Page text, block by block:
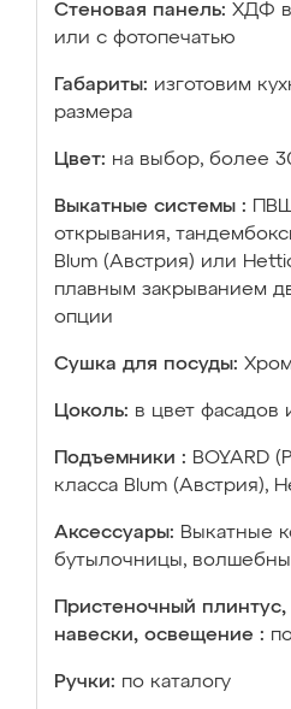
Стеновая панель: ХДФ в
или с фотопечатью
Габариты: изготовим
размера
Цвет: на выбор, более
Выкатные системы :
открывания,
Blum (Австрия) или
плавным закрыванием
опции
Сушка для посуды:
Цоколь: в цвет фасадов
Подъемники : BOYARD
класса Blum (Австрия),
Аксессуары: Выкатные
бутылочницы,
Пристеночный
навески, освещение :
Ручки: по каталогу